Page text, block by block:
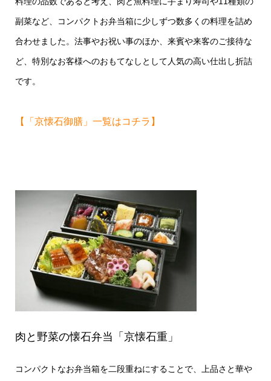
副菜など、コンパクトお弁当箱に少しずつ数多くの料理を詰め
合わせました。法事やお祝い事のほか、来賓や来客のご接待な
ど、特別なお客様へのおもてなしとして人気の高い仕出し折詰
です。
【「京懐石御膳」一覧はコチラ】
肉と野菜の懐石弁当「京懐石重」
コンパクトなお弁当箱を二段重ねにすることで、上品さと華や